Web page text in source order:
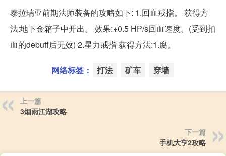
泰拉瑞亚前期法师装备的攻略如下: 1.回血戒指。 获得方
法:地下金箱子中开出。 效果:+0.5 HP/s回血速度。(受到扣
血的debuff后无效) 2.星力戒指 获得方法:1.腐。
网络标签： 打法 矿车 穿墙
上一篇
3烟雨江湖攻略
下一篇
手机大亨2攻略